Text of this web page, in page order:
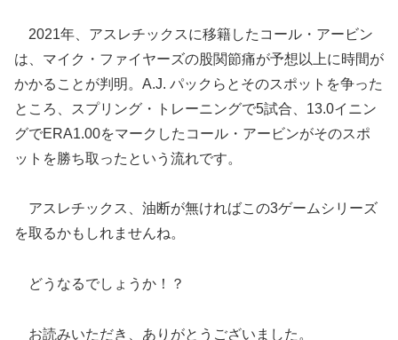
2021年、アスレチックスに移籍したコール・アービン
は、マイク・ファイヤーズの股関節痛が予想以上に時間が
かかることが判明。A.J. パックらとそのスポットを争った
ところ、スプリング・トレーニングで5試合、13.0イニン
グでERA1.00をマークしたコール・アービンがそのスポ
ットを勝ち取ったという流れです。
アスレチックス、油断が無ければこの3ゲームシリーズ
を取るかもしれませんね。
どうなるでしょうか！？
お読みいただき、ありがとうございました。